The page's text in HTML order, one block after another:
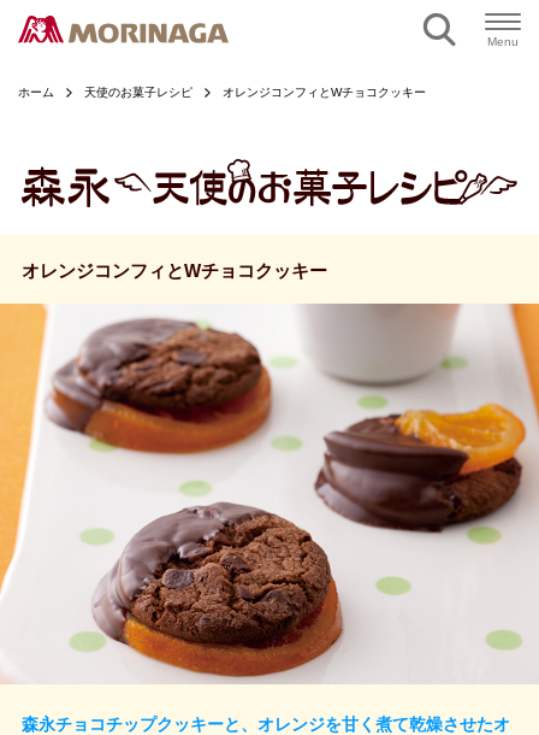
Menu
ホーム 天使のお菓子レシピ オレンジコンフィとWチョコクッキー
オレンジコンフィとWチョコクッキー
森永チョコチップクッキーと、オレンジを甘く煮て乾燥させたオ